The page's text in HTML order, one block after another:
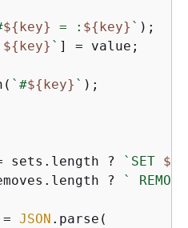
${key} = : ${key} ` );
${key} ` ] = value;
`#${key} ` );
sets.length ? `SET $
?
`
JSON .parse(